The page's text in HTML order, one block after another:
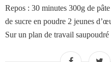
Repos : 30 minutes 300g de
de sucre en poudre 2 jeunes
Sur un plan de travail saupoudré